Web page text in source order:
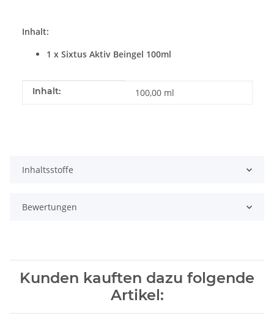
Inhalt:
1 x Sixtus Aktiv Beingel 100ml
Produkteigenschaft
Wert
Inhalt: 100,00 ml
Inhaltsstoffe
Bewertungen
Kunden kauften dazu folgende
Artikel: